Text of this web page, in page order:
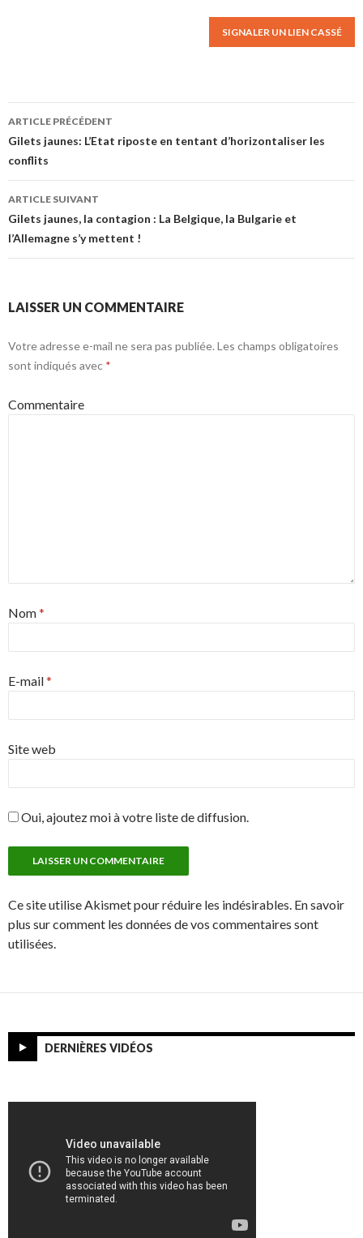
SIGNALER UN LIEN CASSÉ
Navigation des articles
ARTICLE PRÉCÉDENT
Gilets jaunes: L’Etat riposte en tentant d’horizontaliser les
conflits
ARTICLE SUIVANT
Gilets jaunes, la contagion : La Belgique, la Bulgarie et
l’Allemagne s’y mettent !
LAISSER UN COMMENTAIRE
Votre adresse e-mail ne sera pas publiée. Les champs obligatoires
sont indiqués avec *
Commentaire
Nom*
E-mail*
Site web
Oui, ajoutez moi à votre liste de diffusion.
Ce site utilise Akismet pour réduire les indésirables. En savoir
plus sur comment les données de vos commentaires sont
utilisées.
DERNIÈRES VIDÉOS